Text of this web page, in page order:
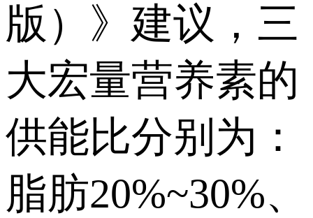
版）》建议，三
大宏量营养素的
供能比分别为：
脂肪20%~30%、